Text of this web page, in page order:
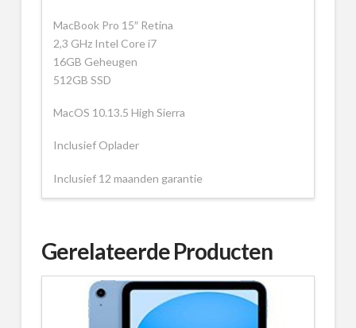
MacBook Pro 15″ Retina
2,3 GHz Intel Core i7
16GB Geheugen
512GB SSD
MacOS 10.13.5 High Sierra
Inclusief Oplader
Inclusief 12 maanden garantie
Gerelateerde Producten